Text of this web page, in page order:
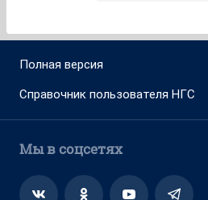
Полная версия
Справочник пользователя НГС
Мы в соцсетях